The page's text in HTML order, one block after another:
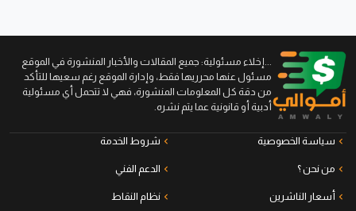
...إخلاء مسئولية: جميع المقالات والأخبار المنشورة في الموقع
مسئول عنها محرريها فقط، وإدارة الموقع رغم سعيها للتأكد
من دقة كل المعلومات المنشورة، فهي لا تتحمل أي مسئولية
أدبية أو قانونية عما يتم نشره.
سياسة الخصوصية شروط الخدمة
من نحن ؟ الدعم الفني
أسعار الناشرين نظام النقاط